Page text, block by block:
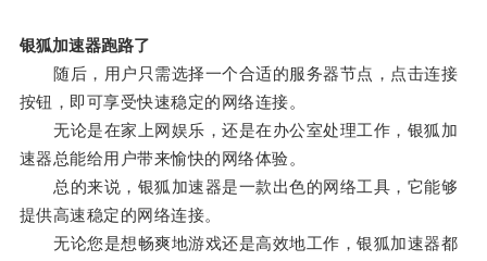
银狐加速器跑路了
随后，用户只需选择一个合适的服务器节点，点击连接
按钮，即可享受快速稳定的网络连接。
无论是在家上网娱乐，还是在办公室处理工作，银狐加
速器总能给用户带来愉快的网络体验。
总的来说，银狐加速器是一款出色的网络工具，它能够
提供高速稳定的网络连接。
无论您是想畅爽地游戏还是高效地工作，银狐加速器都